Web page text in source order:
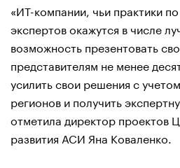
«ИТ-компании, чьи практики
экспертов окажутся в числе
возможность презентовать
представителям не менее
усилить свои решения с
регионов и получить
отметила директор проектов
развития АСИ Яна Коваленко.